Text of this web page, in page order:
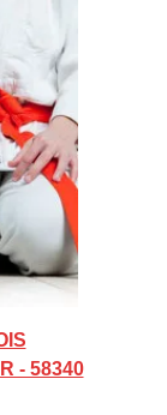
- 58340